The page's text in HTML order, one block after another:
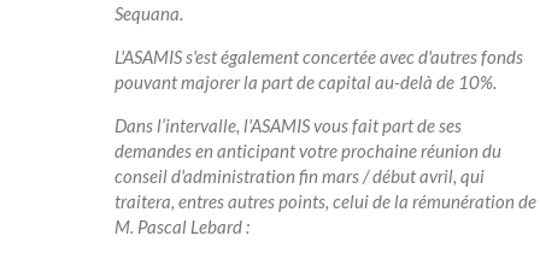
Sequana.
L'ASAMIS s'est également concertée avec d'autres fonds
pouvant majorer la part de capital au-delà de 10%.
Dans l’intervalle, l'ASAMIS vous fait part de ses
demandes en anticipant votre prochaine réunion du
conseil d'administration fin mars / début avril, qui
traitera, entres autres points, celui de la rémunération de
M. Pascal Lebard :